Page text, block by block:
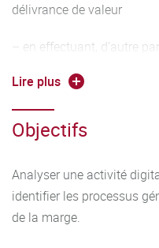
délivrance de valeur
– en effectuant, d’autre
Lire plus
Objectifs
Analyser une activité
identifier les processus
de la marge.